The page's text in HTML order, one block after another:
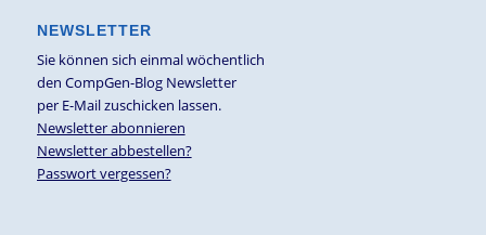
NEWSLETTER
Sie können sich einmal wöchentlich
den CompGen-Blog Newsletter
per E-Mail zuschicken lassen.
Newsletter abonnieren
Newsletter abbestellen?
Passwort vergessen?